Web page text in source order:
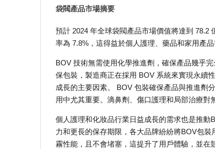
袋閥產品市場摘要
預計 2024 年全球袋閥產品市場價值將達到 78.2
率為 7.8%，這得益於個人護理、藥品和家用產
BOV 技術無需使用化學推進劑，確保產品幾乎
保包裝，製造商正在採用 BOV 系統來實現永續
成長的主要因素。 BOV 包裝確保產品與推進劑
用中尤其重要。滴鼻劑、傷口護理和局部治療對
個人護理和化妝品行業日益成長的需求也是推
力和更長的保存期限，各大品牌紛紛將BOV包
霧性能，且不會堵塞，這提升了用戶體驗，並